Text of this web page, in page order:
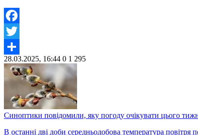
Facebook
Twitter
Share
28.03.2025, 16:44 0 1 295
Синоптики повідомили, яку погоду очікувати цього
В останні дві доби середньодобова температура